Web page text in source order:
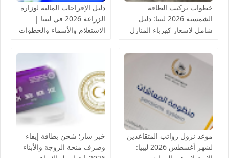
خطوات تركيب الطاقة
الشمسية 2026 ليبيا: دليل
شامل لاسعار كهرباء المنازل
دليل الإفراجات المالية لوزارة
الزراعة 2026 في ليبيا |
الاستعلام والأسماء والخطوات
موعد نزول رواتب المتقاعدين
لشهر أغسطس 2026 ليبيا:
خبر سار: شحن بطاقة إيفاء
وصرف منحة الزوجة والأبناء